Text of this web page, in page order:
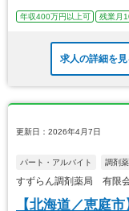
年収400万円以上可 残業月
求人の詳細を見
更新日：2026年4月7日
パート・アルバイト 調剤
すずらん調剤薬局 有限
【北海道／恵庭